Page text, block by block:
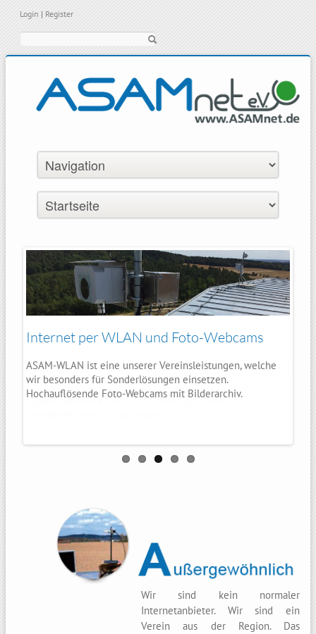
Login | Register
Unsere Heimatstadt: Amberg in der
Hier ist unserer Vereinssitz und Serverstandort. Das
Bürgernetz für die Region seit 1996.
Eigener Serverraum
Zugangsgesicherter Serverraum mit Notenergieversorgung
im Gebäude der Feuerwehr Amberg.
Eigene Hardware und Virtualisierung für Web-, Mail-,
Internet per WLAN und Foto-Webcams
ASAM-WLAN ist eine unserer Vereinsleistungen, welche
wir besonders für Sonderlösungen einsetzen.
Hochauflösende Foto-Webcams mit Bilderarchiv.
FotoWebcams für hochauflösende
Im Jahr 2000 haben wir damit begonnen Webcams zu
betreiben.
Webmail und Cloudfunktionen
Unsere Server sind auf dem aktuellen Stand der Technik
Wir sind kein normaler
Internetanbieter. Wir sind ein
Verein aus der Region. Das